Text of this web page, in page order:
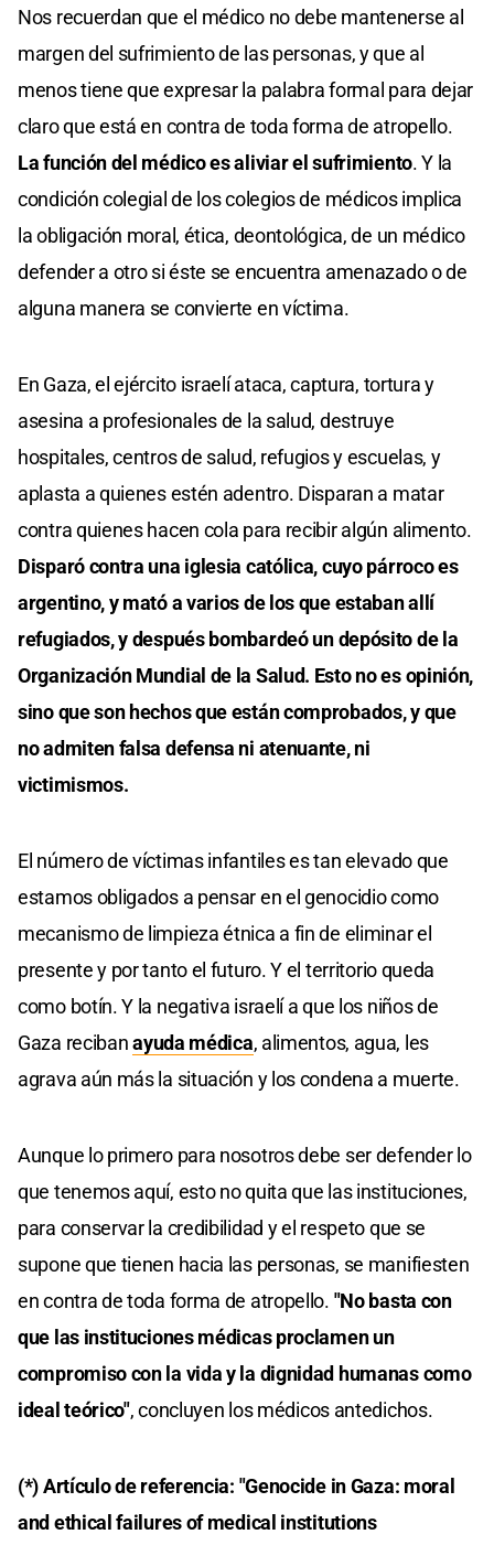
Nos recuerdan que el médico no debe mantenerse al
margen del sufrimiento de las personas, y que al
menos tiene que expresar la palabra formal para dejar
claro que está en contra de toda forma de atropello.
La función del médico es aliviar el sufrimiento. Y la
condición colegial de los colegios de médicos implica
la obligación moral, ética, deontológica, de un médico
defender a otro si éste se encuentra amenazado o de
alguna manera se convierte en víctima.
En Gaza, el ejército israelí ataca, captura, tortura y
asesina a profesionales de la salud, destruye
hospitales, centros de salud, refugios y escuelas, y
aplasta a quienes estén adentro. Disparan a matar
contra quienes hacen cola para recibir algún alimento.
Disparó contra una iglesia católica, cuyo párroco es
argentino, y mató a varios de los que estaban allí
refugiados, y después bombardeó un depósito de la
Organización Mundial de la Salud. Esto no es opinión,
sino que son hechos que están comprobados, y que
no admiten falsa defensa ni atenuante, ni
victimismos.
El número de víctimas infantiles es tan elevado que
estamos obligados a pensar en el genocidio como
mecanismo de limpieza étnica a fin de eliminar el
presente y por tanto el futuro. Y el territorio queda
como botín. Y la negativa israelí a que los niños de
Gaza recibanayuda médica, alimentos, agua, les
agrava aún más la situación y los condena a muerte.
Aunque lo primero para nosotros debe ser defender lo
que tenemos aquí, esto no quita que las instituciones,
para conservar la credibilidad y el respeto que se
supone que tienen hacia las personas, se manifiesten
en contra de toda forma de atropello. "No basta con
que las instituciones médicas proclamen un
compromiso con la vida y la dignidad humanas como
ideal teórico", concluyen los médicos antedichos.
(*) Artículo de referencia: "Genocide in Gaza: moral
and ethical failures of medical institutions